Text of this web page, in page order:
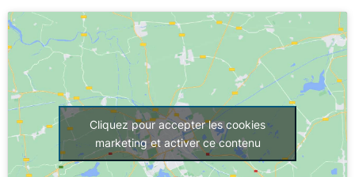
Cliquez pour accepter les cookies
marketing et activer ce contenu